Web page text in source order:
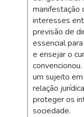
manifestação
interesses
previsão de
essencial
e ensejar o
um sujeito
relação
proteger os
sociedade.